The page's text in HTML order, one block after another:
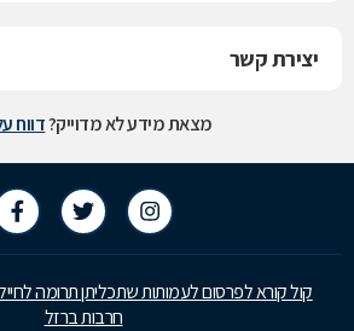
יצירת קשר
מצאת מידע לא מדוייק?דווח
קול קורא לפרסום לעמותות שתכליתן תרומה
חרבות ברזל